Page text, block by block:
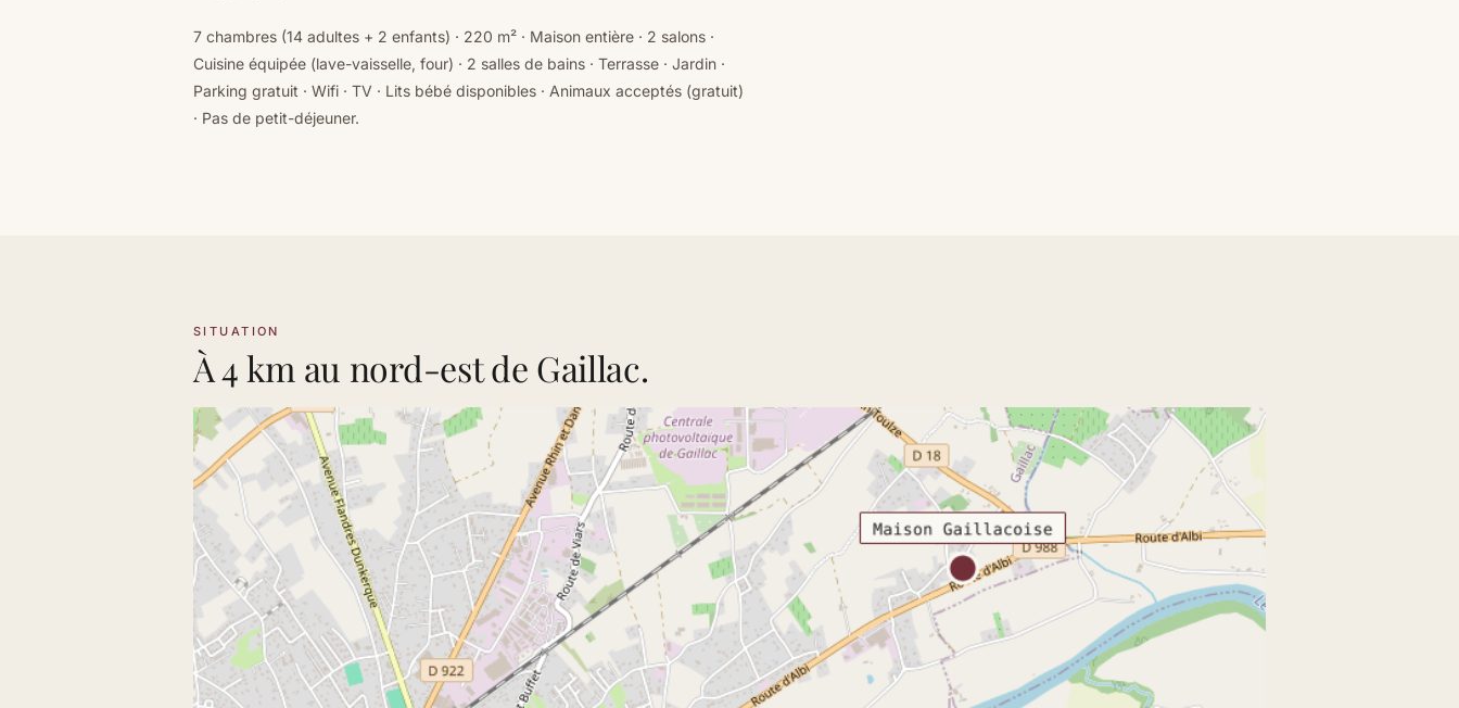
7 chambres (14 adultes + 2 enfants) · 220 m² · Maison entière · 2 salons ·
Cuisine équipée (lave-vaisselle, four) · 2 salles de bains · Terrasse · Jardin ·
Parking gratuit · Wifi · TV · Lits bébé disponibles · Animaux acceptés (gratuit)
· Pas de petit-déjeuner.
SITUATION
À 4 km au nord-est de Gaillac.